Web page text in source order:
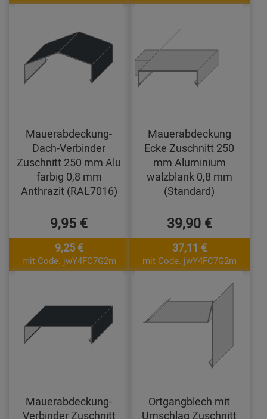
Mauerabdeckung-
Dach-Verbinder
Zuschnitt 250 mm Alu
farbig 0,8 mm
Anthrazit (RAL7016)
9,95 €
9,25 €
mit Code: jwY4FC7G2m
Mauerabdeckung
Ecke Zuschnitt 250
mm Aluminium
walzblank 0,8 mm
(Standard)
39,90 €
37,11 €
mit Code: jwY4FC7G2m
Mauerabdeckung-
Verbinder Zuschnitt
Ortgangblech mit
Umschlag Zuschnitt